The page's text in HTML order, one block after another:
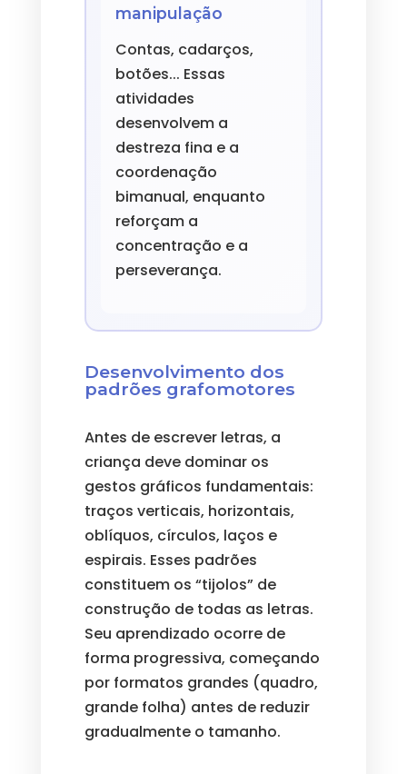
manipulação
Contas, cadarços,
botões... Essas
atividades
desenvolvem a
destreza fina e a
coordenação
bimanual, enquanto
reforçam a
concentração e a
perseverança.
Desenvolvimento dos
padrões grafomotores
Antes de escrever letras, a
criança deve dominar os
gestos gráficos fundamentais:
traços verticais, horizontais,
oblíquos, círculos, laços e
espirais. Esses padrões
constituem os “tijolos” de
construção de todas as letras.
Seu aprendizado ocorre de
forma progressiva, começando
por formatos grandes (quadro,
grande folha) antes de reduzir
gradualmente o tamanho.